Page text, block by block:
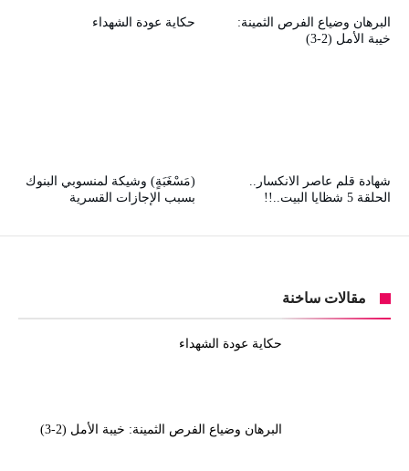
حكاية عودة الشهداء
البرهان وضياع الفرص الثمينة:
خيبة الأمل (2-3)
(مَسْغَبَةٍ) وشيكة لمنسوبي البنوك
بسبب الإجازات القسرية
شهادة قلم عاصر الانكسار..
الحلقة 5 شظايا البيت..!!
مقالات ساخنة
حكاية عودة الشهداء
البرهان وضياع الفرص الثمينة: خيبة الأمل (2-3)